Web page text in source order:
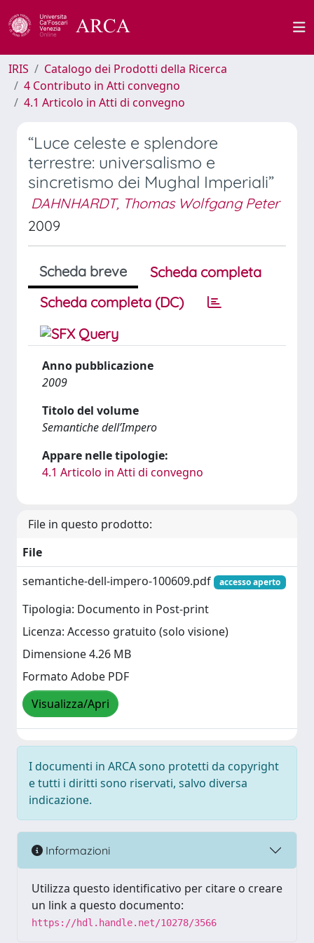
IRIS
Catalogo dei Prodotti della Ricerca
4 Contributo in Atti convegno
4.1 Articolo in Atti di convegno
“Luce celeste e splendore
terrestre: universalismo e
sincretismo dei Mughal Imperiali”
DAHNHARDT, Thomas Wolfgang Peter
2009
Scheda breve
Scheda completa
Scheda completa (DC)
Anno pubblicazione
2009
Titolo del volume
Semantiche dell’Impero
Appare nelle tipologie:
4.1 Articolo in Atti di convegno
File in questo prodotto:
File
semantiche-dell-impero-100609.pdf
accesso aperto
Tipologia: Documento in Post-print
Licenza: Accesso gratuito (solo visione)
Dimensione 4.26 MB
Formato Adobe PDF
Visualizza/Apri
I documenti in ARCA sono protetti da copyright
e tutti i diritti sono riservati, salvo diversa
indicazione.
Informazioni
Utilizza questo identificativo per citare o creare
un link a questo documento:
https://hdl.handle.net/10278/3566